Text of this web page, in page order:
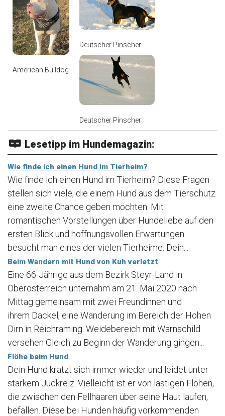
American Bulldog
Deutscher Pinscher
Deutscher Pinscher
Lesetipp im Hundemagazin:
Wie finde ich einen Hund im Tierheim?
Wie finde ich einen Hund im Tierheim? Diese Fragen
stellen sich viele, die einem Hund aus dem Tierschutz
eine zweite Chance geben möchten. Mit
romantischen Vorstellungen über Hundeliebe auf den
ersten Blick und hoffnungsvollen Erwartungen
besucht man eines der vielen Tierheime. Dein...
Beim Wandern mit Hund von Kuh verletzt
Eine 66-Jährige aus dem Bezirk Steyr-Land in
Oberösterreich unternahm am 21. Mai 2020 nach
Mittag gemeinsam mit zwei Freundinnen und
ihrem Dackel, eine Wanderung im Bereich der Hohen
Dirn in Reichraming. Weidebereich mit Warnschild
versehen Gleich zu Beginn der Wanderung gingen...
Flöhe beim Hund
Dein Hund kratzt sich immer wieder und leidet unter
starkem Juckreiz. Vielleicht ist er von lästigen Flöhen,
die zwischen den Fellhaaren über seine Haut laufen,
befallen. Diese bei Hunden häufig vorkommenden